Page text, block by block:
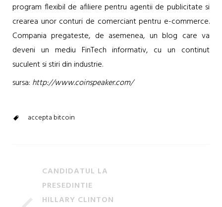
program flexibil de afiliere pentru agentii de publicitate si
crearea unor conturi de comerciant pentru e-commerce.
Compania pregateste, de asemenea, un blog care va
deveni un mediu FinTech informativ, cu un continut
suculent si stiri din industrie.
sursa: http://www.coinspeaker.com/
accepta bitcoin
CANDIDATUL LA
PRESEDINTIE
HILLARY CLINTON